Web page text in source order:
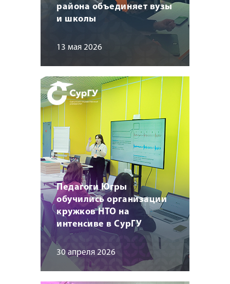
района объединяет вузы
и школы
13 мая 2026
Педагоги Югры
обучились организации
кружков НТО на
интенсиве в СурГУ
30 апреля 2026